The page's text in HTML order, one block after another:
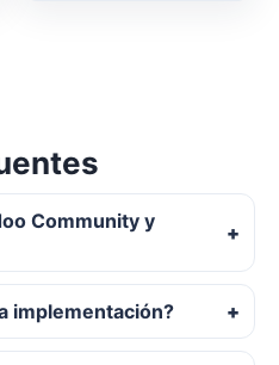
Community y
implementación?